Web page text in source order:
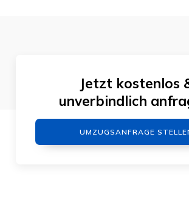
Jetzt kostenlos
unverbindlich
UMZUGSANFRAGE